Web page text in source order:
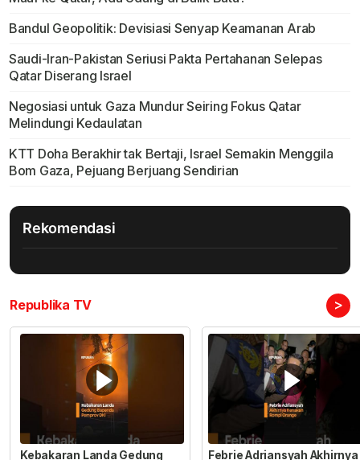
Bandul Geopolitik: Devisiasi Senyap Keamanan Arab
Saudi-Iran-Pakistan Seriusi Pakta Pertahanan Selepas
Qatar Diserang Israel
Negosiasi untuk Gaza Mundur Seiring Fokus Qatar
Melindungi Kedaulatan
KTT Doha Berakhir tak Bertaji, Israel Semakin Menggila
Bom Gaza, Pejuang Berjuang Sendirian
Rekomendasi
Republika TV >
Kebakaran Landa Gedung
Febrie Adriansyah Akhirnya